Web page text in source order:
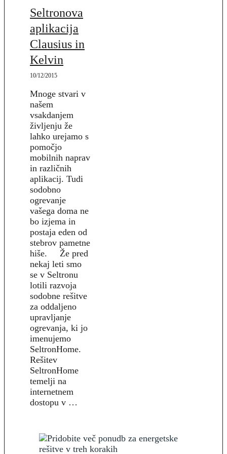
Seltronova
aplikacija
Clausius in
Kelvin
10/12/2015
Mnoge stvari v
našem
vsakdanjem
življenju že
lahko urejamo s
pomočjo
mobilnih naprav
in različnih
aplikacij. Tudi
sodobno
ogrevanje
vašega doma ne
bo izjema in
postaja eden od
stebrov pametne
hiše. Že pred
nekaj leti smo
se v Seltronu
lotili razvoja
sodobne rešitve
za oddaljeno
upravljanje
ogrevanja, ki jo
imenujemo
SeltronHome.
Rešitev
SeltronHome
temelji na
internetnem
dostopu v …